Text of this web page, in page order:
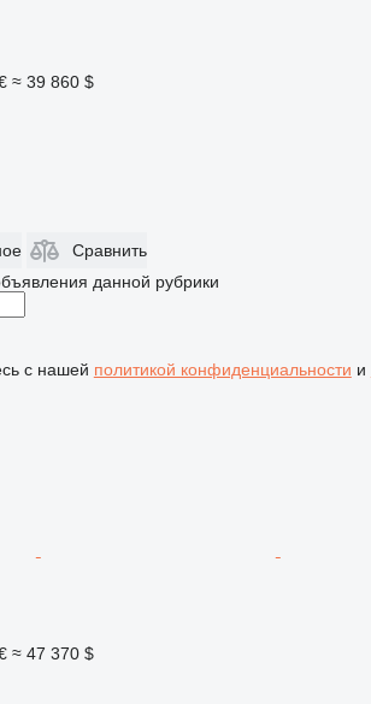
≈ 39 860 $
Сравнить
данной рубрики
с нашей политикой конфиденциальности и
≈ 47 370 $